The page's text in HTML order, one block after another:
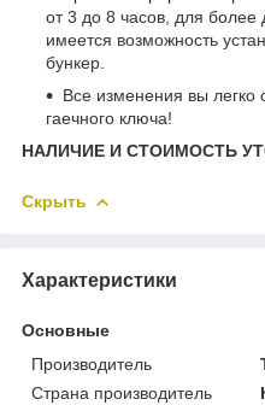
от 3 до 8 часов, для более
имеется возможность
бункер.
Все изменения вы
гаечного ключа!
НАЛИЧИЕ И СТОИМОСТЬ
Скрыть
Характеристики
Основные
Производитель
Страна производитель